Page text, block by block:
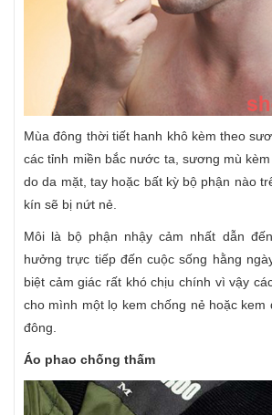
Mùa đông thời tiết hanh khô kèm theo
các tỉnh miền bắc nước ta, sương mù
do da mặt, tay hoặc bất kỳ bộ phận nào
kín sẽ bị nứt nẻ.
Môi là bộ phận nhậy cảm nhất dẫn
hưởng trực tiếp đến cuộc sống hằng
biệt cảm giác rất khó chịu chính vì vậy
cho mình một lọ kem chống nẻ hoặc kem
đông.
Áo phao chống thấm